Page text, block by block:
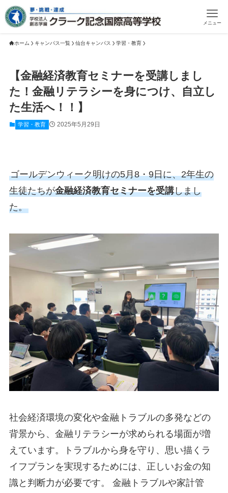
メニュー
ホーム キャンパス一覧 仙台キャンパス 学習・教育
【金融経済教育セミナーを受講しまし
た！金融リテラシーを身につけ、自立し
た生活へ！！】
学習・教育 2025年5月29日
ゴールデンウィーク明けの5月8・9日に、2年生の
生徒たちが金融経済教育セミナーを受講しまし
た。
社会経済環境の変化や金融トラブルの多発などの
背景から、金融リテラシーが求められる場面が増
えています。トラブルから身を守り、思い描くラ
イフプランを実現するためには、正しいお金の知
識と判断力が必要です。 金融トラブルや家計管